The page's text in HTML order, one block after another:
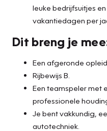
leuke bedrijfsuitjes
vakantiedagen per
Dit breng je
Een afgeronde
Rijbewijs B.
Een teamspeler met
professionele
Je bent vakkundig,
autotechniek.